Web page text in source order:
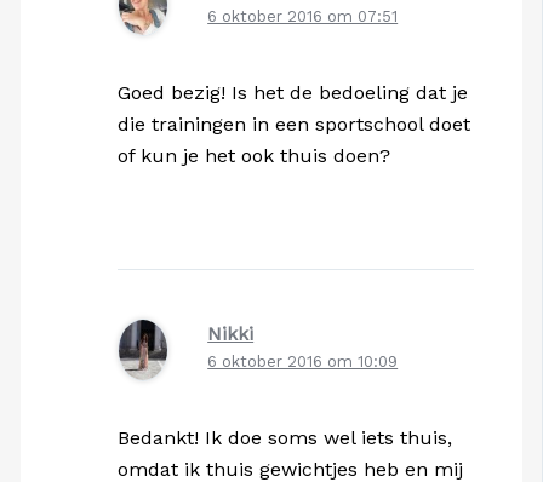
6 oktober 2016 om 07:51
Goed bezig! Is het de bedoeling dat je
die trainingen in een sportschool doet
of kun je het ook thuis doen?
Nikki
6 oktober 2016 om 10:09
Bedankt! Ik doe soms wel iets thuis,
omdat ik thuis gewichtjes heb en mij